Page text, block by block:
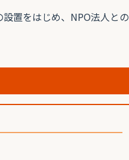
置をはじめ、NPO法人との